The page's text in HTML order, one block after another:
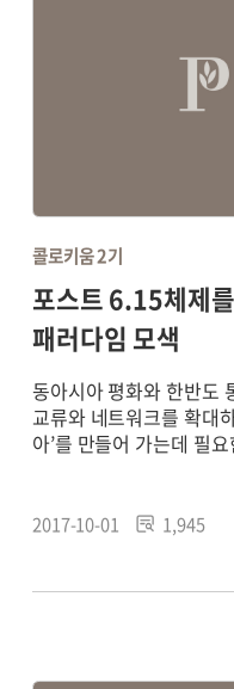
콜로키움 2기
포스트 6.15체제
패러다임 모색
동아시아 평화와 한반도
교류와 네트워크를 확대
아’를 만들어 가는데 필
2017~2018년에 연구 프
2017-10-01 1,945